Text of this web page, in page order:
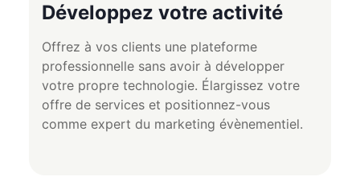
Développez votre activité
Offrez à vos clients une plateforme
professionnelle sans avoir à développer
votre propre technologie. Élargissez votre
offre de services et positionnez-vous
comme expert du marketing évènementiel.